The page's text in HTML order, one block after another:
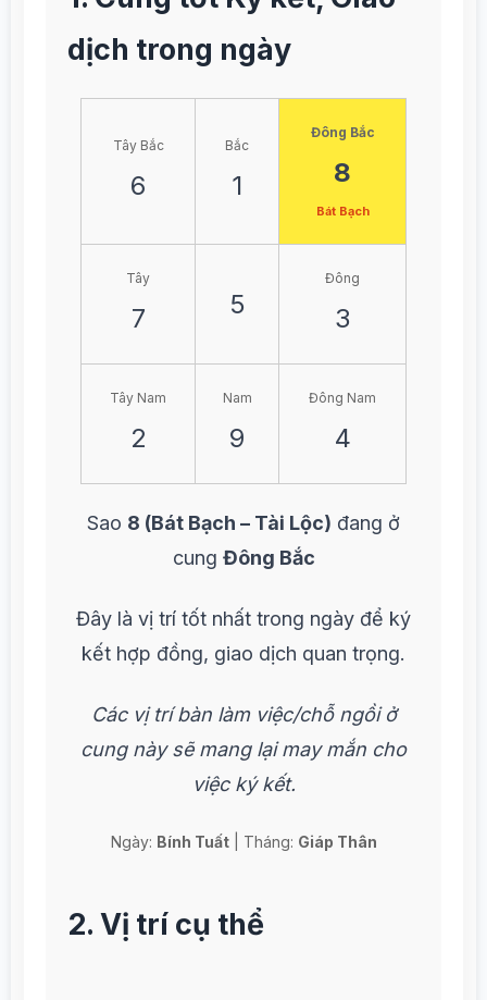
dịch trong ngày
Tây Bắc
6
Bắc
1
Đông Bắc
8
Bát Bạch
Tây
7 5
Đông
3
Tây Nam
2
Nam
9
Đông Nam
4
Sao 8 (Bát Bạch – Tài Lộc) đang ở
cung Đông Bắc
Đây là vị trí tốt nhất trong ngày để ký
kết hợp đồng, giao dịch quan trọng.
Các vị trí bàn làm việc/chỗ ngồi ở
cung này sẽ mang lại may mắn cho
việc ký kết.
Ngày: Bính Tuất| Tháng: Giáp Thân
2. Vị trí cụ thể